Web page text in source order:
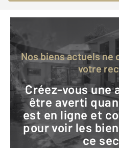
Nos biens actuels ne correspondent pas à
votre
Créez-vous une alerte mail pour
être averti
est en ligne et
pour voir les
ce